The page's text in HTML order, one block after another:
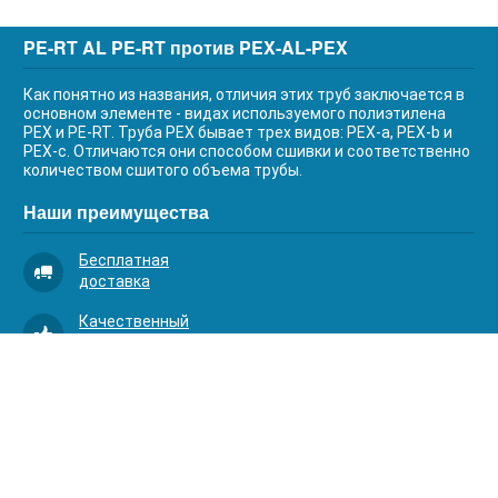
PE-RT AL PE-RT против PEX-AL-PEX
Как понятно из названия, отличия этих труб заключается в
основном элементе - видах используемого полиэтилена
PEX и PE-RT. Труба PEX бывает трех видов: PEX-a, PEX-b и
PEX-c. Отличаются они способом сшивки и соответственно
количеством сшитого объема трубы.
Наши преимущества
Бесплатная
доставка
Качественный